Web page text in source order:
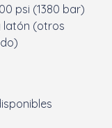
psi (1380 bar)
latón (otros